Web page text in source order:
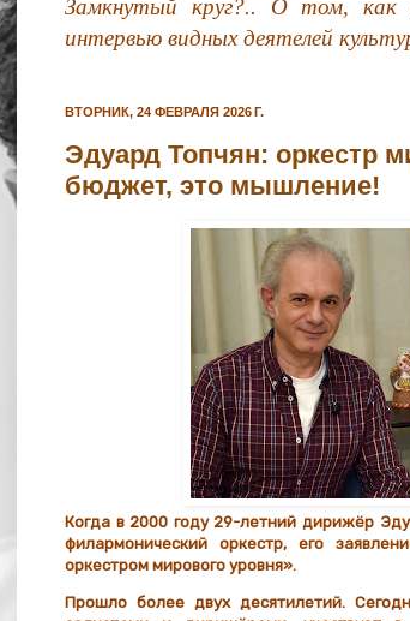
Замкнутый круг?.. О том, как
интервью видных деятелей
ВТОРНИК, 24 ФЕВРАЛЯ 2026 Г.
Эдуард Топчян: оркестр
бюджет, это мышление!
Когда в 2000 году 29-летний дирижёр
филармонический оркестр, его
оркестром мирового уровня».
Прошло более двух десятилетий.